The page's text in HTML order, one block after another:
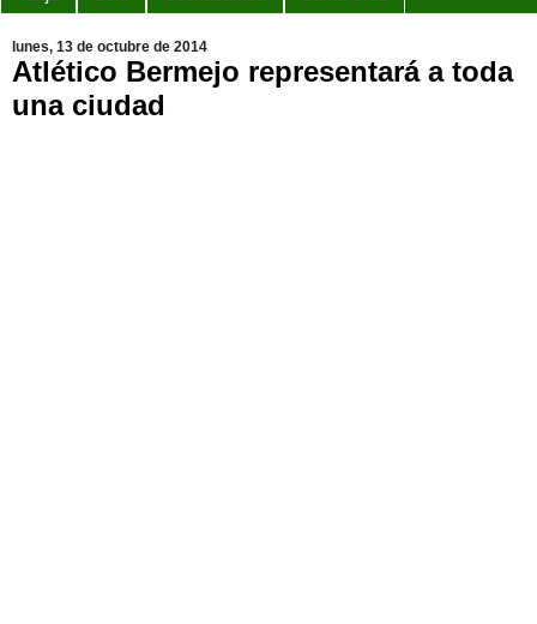
lunes, 13 de octubre de 2014
Atlético Bermejo representará a toda
una ciudad